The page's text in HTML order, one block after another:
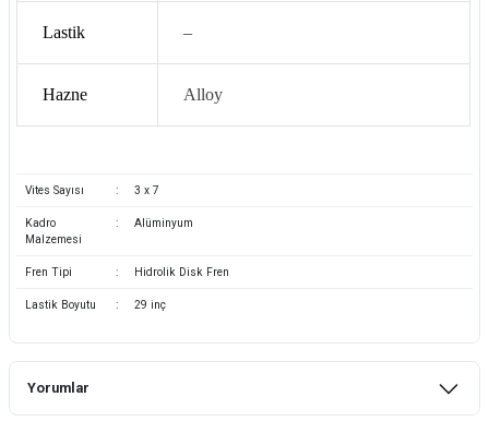
Lastik –
Hazne Alloy
Vites Sayısı : 3 x 7
Kadro
Malzemesi
: Alüminyum
Fren Tipi : Hidrolik Disk Fren
Lastik Boyutu : 29 inç
Yorumlar